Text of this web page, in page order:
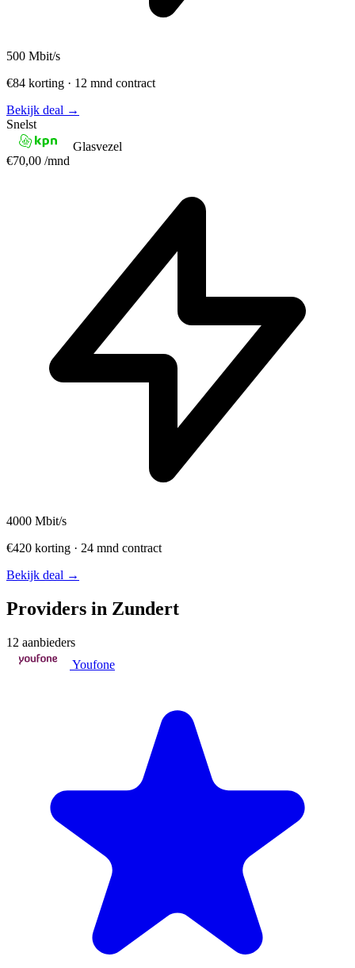
500 Mbit/s
€84 korting · 12 mnd contract
Bekijk deal →
Snelst
Glasvezel
€70,00 /mnd
4000 Mbit/s
€420 korting · 24 mnd contract
Bekijk deal →
Providers in Zundert
12 aanbieders
Youfone